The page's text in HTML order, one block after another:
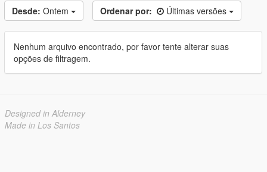
Desde: Ontem Ordenar por: Últimas versões
Nenhum arquivo encontrado, por favor tente alterar suas
opções de filtragem.
Designed in Alderney
Made in Los Santos